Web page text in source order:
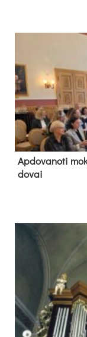
Ap­do­va­no­ti
do­vai